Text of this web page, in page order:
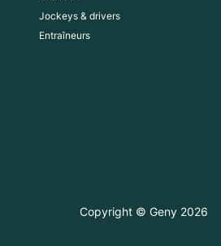
Jockeys & drivers
Entraîneurs
Copyright © Geny 2026